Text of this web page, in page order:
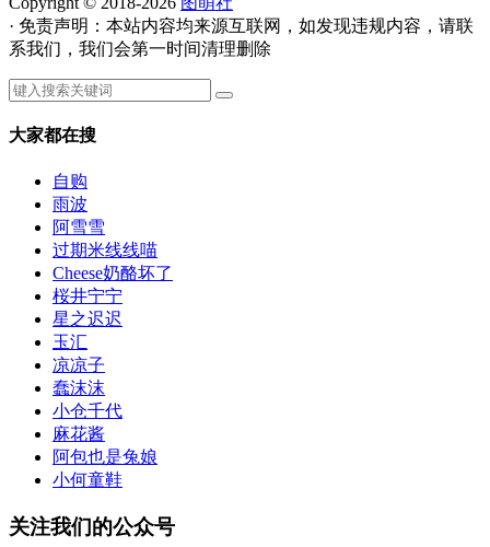
· 免责声明：本站内容均来源互联网，如发现违规内容，请联
系我们，我们会第一时间清理删除
大家都在搜
自购
雨波
阿雪雪
过期米线线喵
Cheese奶酪坏了
桜井宁宁
星之迟迟
玉汇
凉凉子
蠢沫沫
小仓千代
麻花酱
阿包也是兔娘
小何童鞋
关注我们的公众号